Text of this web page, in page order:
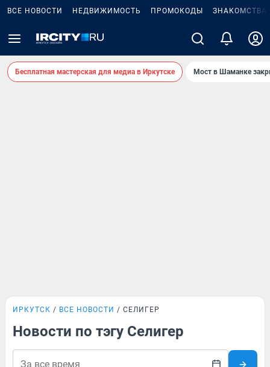
ВСЕ НОВОСТИ НЕДВИЖИМОСТЬ ПРОМОКОДЫ ЗНАКОМСТВА
Бесплатная мастерская для медиа в Иркутске Мост в Шаманке
ИРКУТСК ВСЕ НОВОСТИ СЕЛИГЕР
Новости по тэгу Селигер